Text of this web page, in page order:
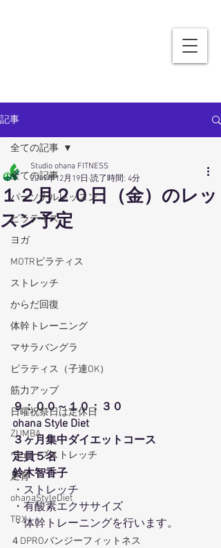
記事
全ての記事
パーソナルレッスン
ピラティス
ヨガ
MOTRピラティス
ストレッチ
からだ回復
体幹トレーニング
マサラバングラ
ピラティス（子連OK）
筋力アップ
日曜祝祭日は定休日
ZUMBA
ウェーブストレッチ
足育
ohanaStyleDiet
TRX
４DPROバンジーフィットネス
全ての記事
１２月２０日（金）のレッ
スン予定
Studio ohana FITNESS
2019年12月19日 読了時間: 4分
９：００～１０：３０
ohana Style Diet
３ヶ月集中ダイエットコース
定員５名
鈴木智香子
・ストレッチ
・有酸素エクササイズ
・体幹トレーニングを行います。